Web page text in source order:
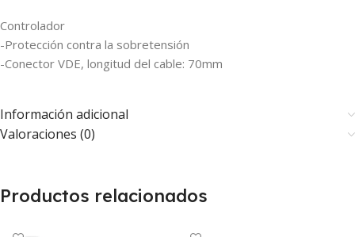
Controlador
-Protección contra la sobretensión
-Conector VDE, longitud del cable: 70mm
Información adicional
Valoraciones (0)
Productos relacionados